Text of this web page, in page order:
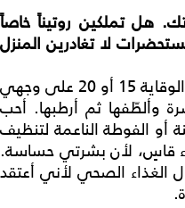
هل تملكين روتيناً خاصاً
لا تغادرين المنزل
أحرص دوماً على استعمال مؤشر الوقاية 15 أو 20 على وجهي
وألطّفها ثم أرطبها. أحب
أو الفوطة الناعمة لتنظيف
قاسٍ، لأن بشرتي حساسة.
الغذاء الصحي لأني أعتقد